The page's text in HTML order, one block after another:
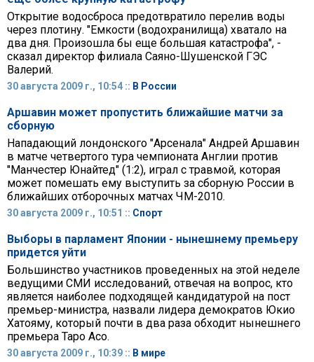
Открытие водосброса предотвратило перелив воды
через плотину. "Емкости (водохранилища) хватало на
два дня. Произошла бы еще большая катастрофа", -
сказал директор филиала Саяно-Шушенской ГЭС
Валерий.
30 августа 2009 г., 10:54 :: В России
Аршавин может пропустить ближайшие матчи за
сборную
Нападающий лондонского "Арсенала" Андрей Аршавин
в матче четвертого тура чемпионата Англии против
"Манчестер Юнайтед" (1:2), играл с травмой, которая
может помешать ему выступить за сборную России в
ближайших отборочных матчах ЧМ-2010.
30 августа 2009 г., 10:51 :: Спорт
Выборы в парламент Японии - нынешнему премьеру
придется уйти
Большинство участников проведенных на этой неделе
ведущими СМИ исследований, отвечая на вопрос, кто
является наиболее подходящей кандидатурой на пост
премьер-министра, назвали лидера демократов Юкио
Хатояму, который почти в два раза обходит нынешнего
премьера Таро Асо.
30 августа 2009 г., 10:39 :: В мире